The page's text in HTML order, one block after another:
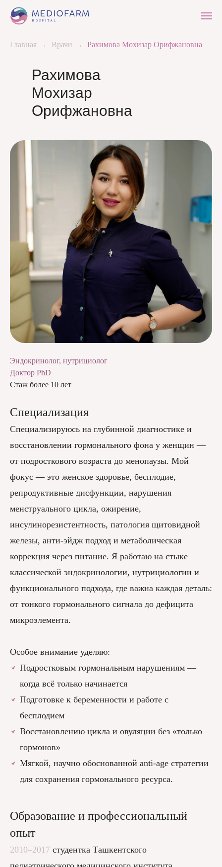
Главная → Врачи → Рахимова Мохизар Орифжановна
Рахимова
Мохизар
Орифжановна
Эндокринолог, нутрициолог
Доктор PhD
Стаж более 10 лет
Специализация
Специализируюсь на глубинной диагностике и
восстановлении гормонального фона у женщин —
от подросткового возраста до менопаузы. Мой
фокус — это женское здоровье, бесплодие,
репродуктивные дисфункции, нарушения
менструального цикла, ожирение,
инсулинорезистентность, патология щитовидной
железы, анти-эйдж подход и метаболическая
коррекция через питание. Я работаю на стыке
классической эндокринологии, нутрициологии и
функционального подхода, где важна каждая деталь:
от тонкого гормонального сигнала до дефицита
микроэлемента.
Особое внимание уделяю:
Подростковым гормональным нарушениям —
когда всё только начинается
Подготовке к беременности и работе с
бесплодием
Восстановлению цикла и овуляции без «только
гормонов»
Мягкой, научно обоснованной anti-age стратегии
для сохранения гормонального ресурса.
Образование и профессиональный
опыт
2010–2017 студентка Ташкентского